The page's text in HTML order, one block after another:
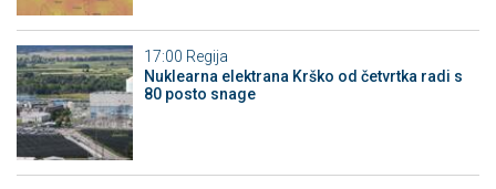
17:00 Regija
Nuklearna elektrana Krško od četvrtka radi s
80 posto snage